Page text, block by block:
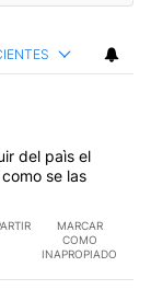
del paìs el
se las
MARCAR
COMO
INAPROPIADO